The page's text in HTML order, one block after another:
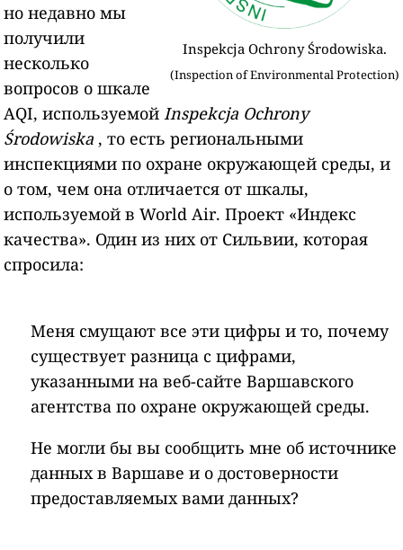
Inspekcja Ochrony Środowiska.
(Inspection of Environmental Protection)
но недавно мы
получили
несколько
вопросов о шкале
AQI, используемойInspekcja Ochrony
Środowiska , то есть региональными
инспекциями по охране окружающей среды, и
о том, чем она отличается от шкалы,
используемой в World Air. Проект «Индекс
качества». Один из них от Сильвии, которая
спросила:
Меня смущают все эти цифры и то, почему
существует разница с цифрами,
указанными на веб-сайте Варшавского
агентства по охране окружающей среды.
Не могли бы вы сообщить мне об источнике
данных в Варшаве и о достоверности
предоставляемых вами данных?